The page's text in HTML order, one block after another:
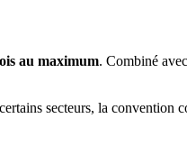
au maximum. Combiné
secteurs, la